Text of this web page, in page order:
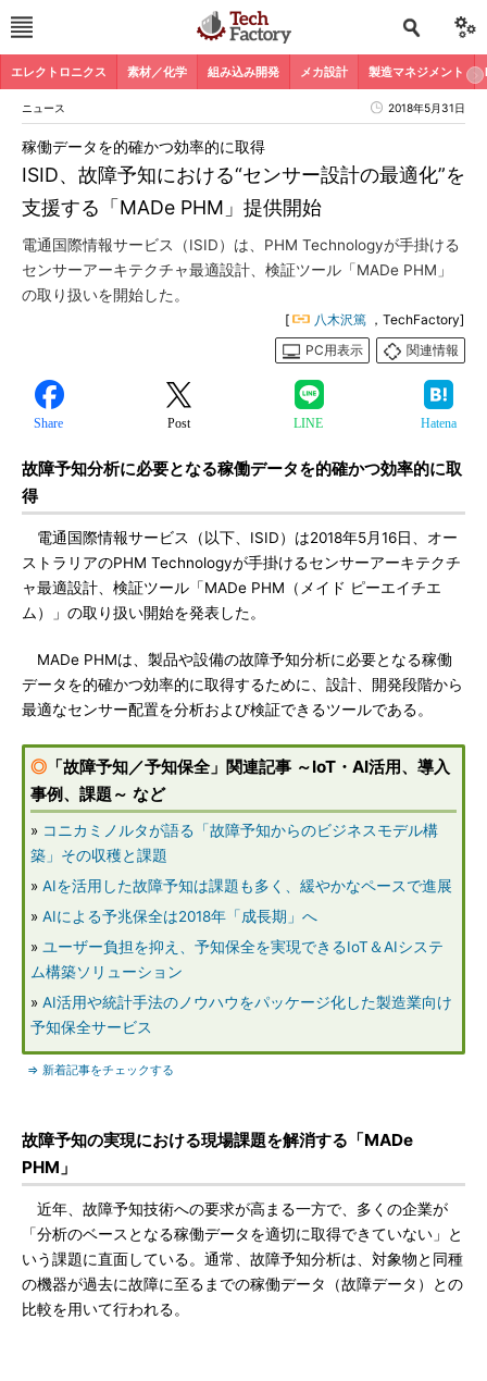
エレクトロニクス 素材／化学 組み込み開発 メカ設計 製造マネジメント
ニュース 2018年5月31日
ISID、故障予知における“センサー設計の最適化”を
支援する「MADe PHM」提供開始
稼働データを的確かつ効率的に取得
電通国際情報サービス（ISID）は、PHM Technologyが手掛ける
センサーアーキテクチャ最適設計、検証ツール「MADe PHM」
の取り扱いを開始した。
[ 八木沢篤 ，TechFactory]
PC用表示
関連情報
Share Post LINE Hatena
故障予知分析に必要となる稼働データを的確かつ効率的に取
得
電通国際情報サービス（以下、ISID）は2018年5月16日、オー
ストラリアのPHM Technologyが手掛けるセンサーアーキテクチ
ャ最適設計、検証ツール「MADe PHM（メイド ピーエイチエ
ム）」の取り扱い開始を発表した。
MADe PHMは、製品や設備の故障予知分析に必要となる稼働
データを的確かつ効率的に取得するために、設計、開発段階から
最適なセンサー配置を分析および検証できるツールである。
◎ 「故障予知／予知保全」関連記事 ～IoT・AI活用、導入
事例、課題～ など
» コニカミノルタが語る「故障予知からのビジネスモデル構
築」その収穫と課題
» AIを活用した故障予知は課題も多く、緩やかなペースで進展
» AIによる予兆保全は2018年「成長期」へ
» ユーザー負担を抑え、予知保全を実現できるIoT＆AIシステ
ム構築ソリューション
» AI活用や統計手法のノウハウをパッケージ化した製造業向け
予知保全サービス
⇒ 新着記事をチェックする
故障予知の実現における現場課題を解消する「MADe
PHM」
近年、故障予知技術への要求が高まる一方で、多くの企業が
「分析のベースとなる稼働データを適切に取得できていない」と
いう課題に直面している。通常、故障予知分析は、対象物と同種
の機器が過去に故障に至るまでの稼働データ（故障データ）との
比較を用いて行われる。